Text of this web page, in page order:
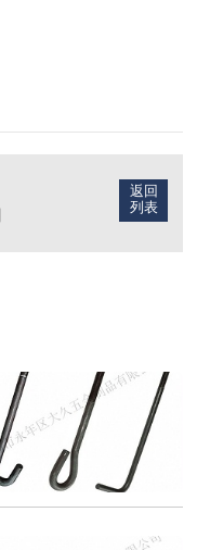
返回
列表